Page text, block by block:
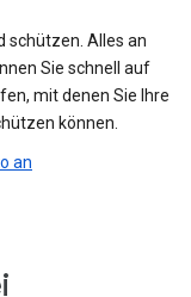
schützen. Alles an
Sie schnell auf
mit denen Sie Ihre
können.
an